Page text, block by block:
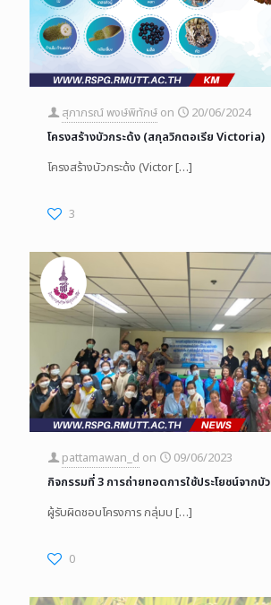
สุภาภรณ์ พงษ์พิทักษ์ on
20/06/2024
โครงสร้างบัวกระด้ง (สกุลวิกตอเรีย Victoria)
โครงสร้างบัวกระด้ง (Victor[…]
3
pattamawan_d on
09/06/2023
กิจกรรมที่ 3 การถ่ายทอดการใช้ประโยชน์จากบัว
ผู้รับผิดชอบโครงการ กลุ่มบ […]
0